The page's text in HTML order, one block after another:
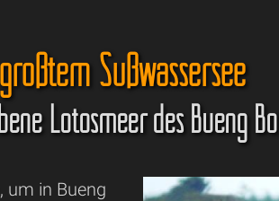
Süßwassersee
Lotosmeer des Bueng
um in Bueng